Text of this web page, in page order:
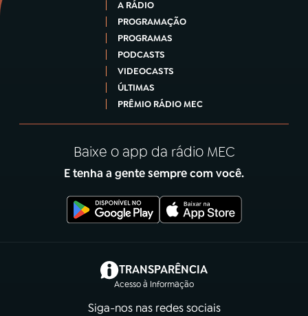
A RÁDIO
PROGRAMAÇÃO
PROGRAMAS
PODCASTS
VIDEOCASTS
ÚLTIMAS
PRÊMIO RÁDIO MEC
Baixe o app da rádio MEC
E tenha a gente sempre com você.
TRANSPARÊNCIA
Acesso à Informação
(abre em nova aba)
Siga-nos nas redes sociais